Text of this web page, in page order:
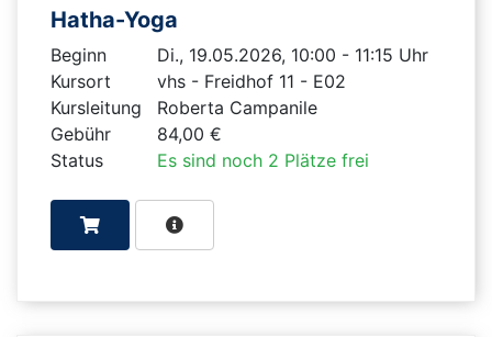
Hatha-Yoga
Beginn
Di., 19.05.2026, 10:00 - 11:15 Uhr
Kursort
vhs - Freidhof 11 - E02
Kursleitung
Roberta Campanile
Gebühr
84,00 €
Status
Es sind noch 2 Plätze frei